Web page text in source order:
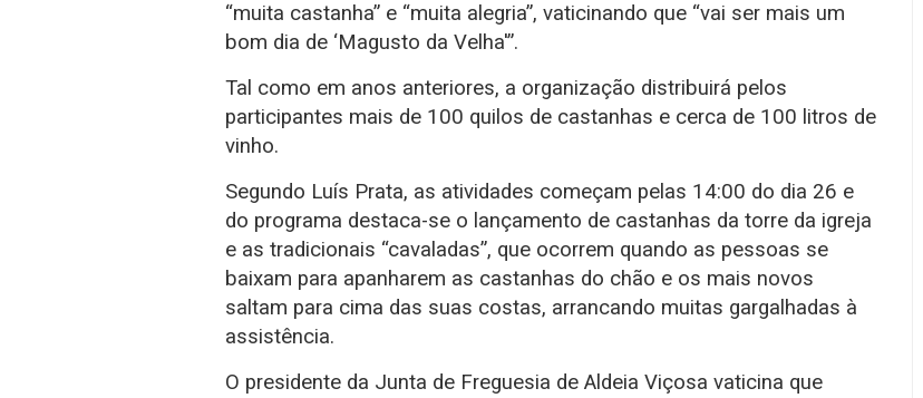
“muita castanha” e “muita alegria”, vaticinando que “vai ser mais um
bom dia de ‘Magusto da Velha'”.
Tal como em anos anteriores, a organização distribuirá pelos
participantes mais de 100 quilos de castanhas e cerca de 100 litros de
vinho.
Segundo Luís Prata, as atividades começam pelas 14:00 do dia 26 e
do programa destaca-se o lançamento de castanhas da torre da igreja
e as tradicionais “cavaladas”, que ocorrem quando as pessoas se
baixam para apanharem as castanhas do chão e os mais novos
saltam para cima das suas costas, arrancando muitas gargalhadas à
assistência.
O presidente da Junta de Freguesia de Aldeia Viçosa vaticina que